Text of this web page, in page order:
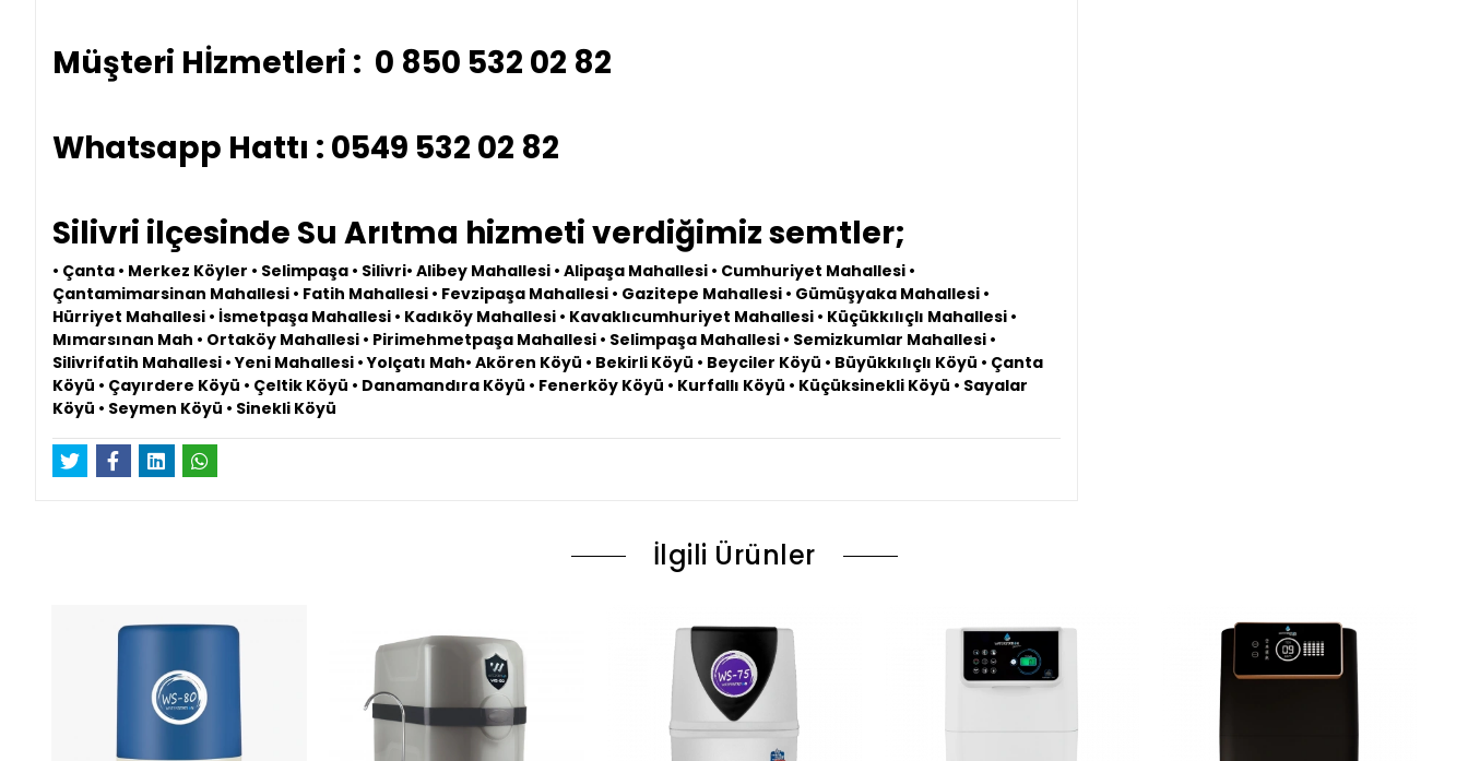
Müşteri Hİzmetleri : 0 850 532 02 82
Whatsapp Hattı : 0549 532 02 82
Silivri ilçesinde Su Arıtma hizmeti verdiğimiz semtler;
• Çanta • Merkez Köyler • Selimpaşa • Silivri• Alibey Mahallesi • Alipaşa Mahallesi • Cumhuriyet Mahallesi •
Çantamimarsinan Mahallesi • Fatih Mahallesi • Fevzipaşa Mahallesi • Gazitepe Mahallesi • Gümüşyaka Mahallesi •
Hürriyet Mahallesi • İsmetpaşa Mahallesi • Kadıköy Mahallesi • Kavaklıcumhuriyet Mahallesi • Küçükkılıçlı Mahallesi •
Mımarsınan Mah • Ortaköy Mahallesi • Pirimehmetpaşa Mahallesi • Selimpaşa Mahallesi • Semizkumlar Mahallesi •
Silivrifatih Mahallesi • Yeni Mahallesi • Yolçatı Mah• Akören Köyü • Bekirli Köyü • Beyciler Köyü • Büyükkılıçlı Köyü • Çanta
Köyü • Çayırdere Köyü • Çeltik Köyü • Danamandıra Köyü • Fenerköy Köyü • Kurfallı Köyü • Küçüksinekli Köyü • Sayalar
Köyü • Seymen Köyü • Sinekli Köyü
İlgili Ürünler